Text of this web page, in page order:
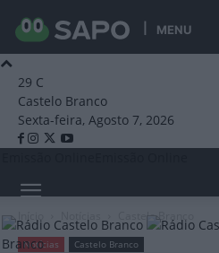
MENU
29 C
Castelo Branco
Sexta-feira, Agosto 7, 2026
Branco
Castelo Branco
Notícias Castelo Branco